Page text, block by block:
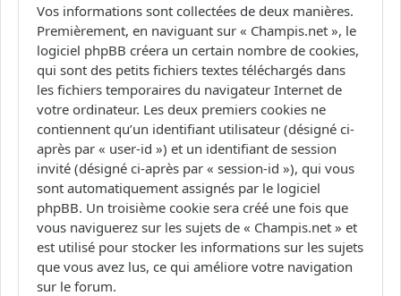
Vos informations sont collectées de deux manières.
Premièrement, en naviguant sur « Champis.net », le
logiciel phpBB créera un certain nombre de cookies,
qui sont des petits fichiers textes téléchargés dans
les fichiers temporaires du navigateur Internet de
votre ordinateur. Les deux premiers cookies ne
contiennent qu’un identifiant utilisateur (désigné ci-
après par « user-id ») et un identifiant de session
invité (désigné ci-après par « session-id »), qui vous
sont automatiquement assignés par le logiciel
phpBB. Un troisième cookie sera créé une fois que
vous naviguerez sur les sujets de « Champis.net » et
est utilisé pour stocker les informations sur les sujets
que vous avez lus, ce qui améliore votre navigation
sur le forum.